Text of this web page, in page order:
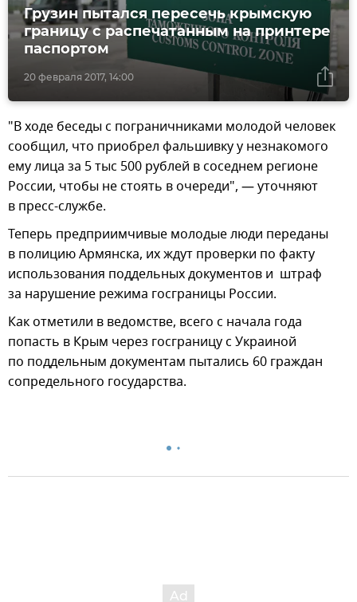
20 февраля 2017, 14:00
Грузин пытался пересечь крымскую
границу с распечатанным на принтере
паспортом
"В ходе беседы с пограничниками молодой человек
сообщил, что приобрел фальшивку у незнакомого
ему лица за 5 тыс 500 рублей в соседнем регионе
России, чтобы не стоять в очереди", — уточняют
в пресс-службе.
Теперь предприимчивые молодые люди переданы
в полицию Армянска, их ждут проверки по факту
использования поддельных документов и штраф
за нарушение режима госграницы России.
Как отметили в ведомстве, всего с начала года
попасть в Крым через госграницу с Украиной
по поддельным документам пытались 60 граждан
сопредельного государства.